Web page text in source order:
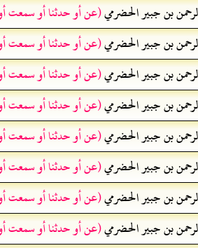
بن جبير الحضرمي(عن أو حدثنا أو سمعت
بن جبير الحضرمي(عن أو حدثنا أو سمعت
بن جبير الحضرمي(عن أو حدثنا أو سمعت
بن جبير الحضرمي(عن أو حدثنا أو سمعت
بن جبير الحضرمي(عن أو حدثنا أو سمعت
بن جبير الحضرمي(عن أو حدثنا أو سمعت
بن جبير الحضرمي(عن أو حدثنا أو سمعت
بن جبير الحضرمي(عن أو حدثنا أو سمعت